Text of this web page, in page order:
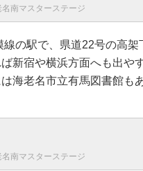
南マスターステージ
線の駅で、県道22号の高
新宿や横浜方面へも出や
海老名市立有馬図書館も
南マスターステージ